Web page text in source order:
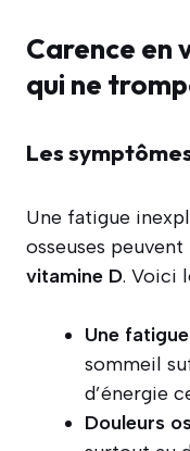
Carence en
qui ne
Les
Une fatigue
osseuses
vitamine D. Voici
Une
sommeil
d’énergie
Douleurs